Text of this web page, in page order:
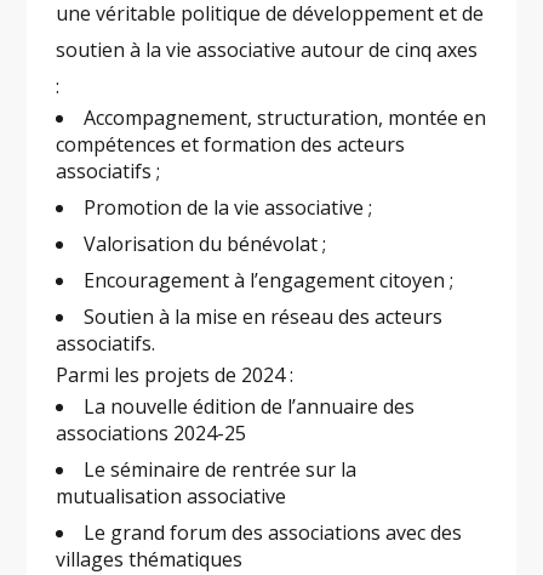
une véritable politique de développement et de
soutien à la vie associative autour de cinq axes
:
Accompagnement, structuration, montée en
compétences et formation des acteurs
associatifs ;
Promotion de la vie associative ;
Valorisation du bénévolat ;
Encouragement à l’engagement citoyen ;
Soutien à la mise en réseau des acteurs
associatifs.
Parmi les projets de 2024 :
La nouvelle édition de l’annuaire des
associations 2024-25
Le séminaire de rentrée sur la
mutualisation associative
Le grand forum des associations avec des
villages thématiques